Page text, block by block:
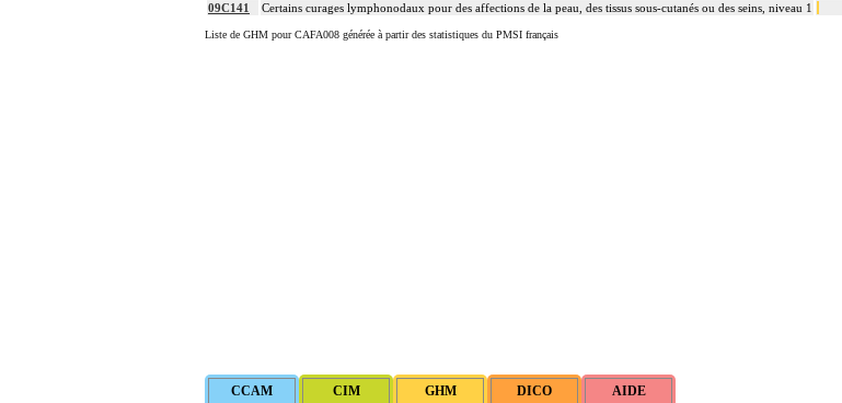
09C141
Certains curages lymphonodaux pour des affections de la peau, des tissus sous-cutanés ou des seins, niveau 1
Liste de GHM pour CAFA008 générée à partir des statistiques du PMSI français